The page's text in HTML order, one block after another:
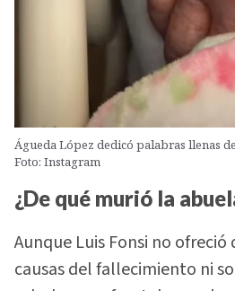
Águeda López dedicó palabras llenas
Foto: Instagram
¿De qué murió la
Aunque Luis Fonsi no
causas del fallecimiento ni